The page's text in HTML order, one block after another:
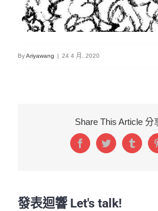
ByAriyawang | 24 4 月, 2020
Share This Article 分
FacebookTwitterTumblr
發表迴響 Let's talk!